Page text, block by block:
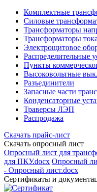
Комплектные
Силовые
Трансформаторы
Трансформаторы тока
Электрощитовое
Распределительные
Пункты
Высоковольтные
Разъединители
Запасные части
Конденсаторные
Траверсы ЛЭП
Распродажа
Скачать прайс-лист
Скачать опросный лист
Опросный лист для
для ПКУ.docx Опросный
- Опросный лист.docx
Сертификаты и